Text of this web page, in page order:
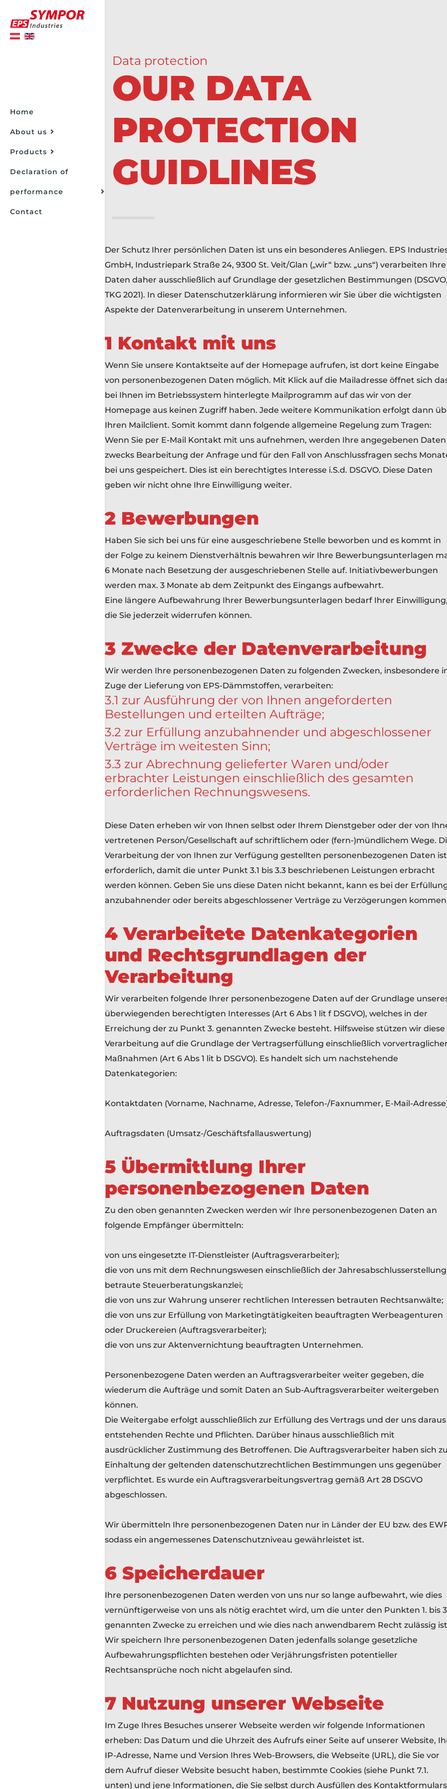
Home
About us
Products
Declaration of
performance
Contact
Data protection
OUR DATA
PROTECTION
GUIDLINES
Der Schutz Ihrer persönlichen Daten ist uns ein besonderes Anliegen. EPS
GmbH, Industriepark Straße 24, 9300 St. Veit/Glan („wir“ bzw. „uns“) verarbeiten Ihre
Daten daher ausschließlich auf Grundlage der gesetzlichen Bestimmungen (DSGVO,
TKG 2021). In dieser Datenschutzerklärung informieren wir Sie über die wichtigsten
Aspekte der Datenverarbeitung in unserem Unternehmen.
1 Kontakt mit uns
Wenn Sie unsere Kontaktseite auf der Homepage aufrufen, ist dort keine Eingabe
von personenbezogenen Daten möglich. Mit Klick auf die Mailadresse öffnet sich
bei Ihnen im Betriebssystem hinterlegte Mailprogramm auf das wir von der
Homepage aus keinen Zugriff haben. Jede weitere Kommunikation erfolgt dann
Ihren Mailclient. Somit kommt dann folgende allgemeine Regelung zum Tragen:
Wenn Sie per E-Mail Kontakt mit uns aufnehmen, werden Ihre angegebenen Daten
zwecks Bearbeitung der Anfrage und für den Fall von Anschlussfragen sechs
bei uns gespeichert. Dies ist ein berechtigtes Interesse i.S.d. DSGVO. Diese Daten
geben wir nicht ohne Ihre Einwilligung weiter.
2 Bewerbungen
Haben Sie sich bei uns für eine ausgeschriebene Stelle beworben und es kommt in
der Folge zu keinem Dienstverhältnis bewahren wir Ihre Bewerbungsunterlagen
6 Monate nach Besetzung der ausgeschriebenen Stelle auf. Initiativbewerbungen
werden max. 3 Monate ab dem Zeitpunkt des Eingangs aufbewahrt.
Eine längere Aufbewahrung Ihrer Bewerbungsunterlagen bedarf Ihrer Einwilligung,
die Sie jederzeit widerrufen können.
3 Zwecke der Datenverarbeitung
Wir werden Ihre personenbezogenen Daten zu folgenden Zwecken, insbesondere
Zuge der Lieferung von EPS-Dämmstoffen, verarbeiten:
3.1 zur Ausführung der von Ihnen angeforderten
Bestellungen und erteilten Aufträge;
3.2 zur Erfüllung anzubahnender und abgeschlossener
Verträge im weitesten Sinn;
3.3 zur Abrechnung gelieferter Waren und/oder
erbrachter Leistungen einschließlich des gesamten
erforderlichen Rechnungswesens.
Diese Daten erheben wir von Ihnen selbst oder Ihrem Dienstgeber oder der von
vertretenen Person/Gesellschaft auf schriftlichem oder (fern-)mündlichem Wege.
Verarbeitung der von Ihnen zur Verfügung gestellten personenbezogenen Daten ist
erforderlich, damit die unter Punkt 3.1 bis 3.3 beschriebenen Leistungen erbracht
werden können. Geben Sie uns diese Daten nicht bekannt, kann es bei der
anzubahnender oder bereits abgeschlossener Verträge zu Verzögerungen
4 Verarbeitete Datenkategorien
und Rechtsgrundlagen der
Verarbeitung
Wir verarbeiten folgende Ihrer personenbezogene Daten auf der Grundlage
überwiegenden berechtigten Interesses (Art 6 Abs 1 lit f DSGVO), welches in der
Erreichung der zu Punkt 3. genannten Zwecke besteht. Hilfsweise stützen wir diese
Verarbeitung auf die Grundlage der Vertragserfüllung einschließlich vorvertraglicher
Maßnahmen (Art 6 Abs 1 lit b DSGVO). Es handelt sich um nachstehende
Datenkategorien:
Kontaktdaten (Vorname, Nachname, Adresse, Telefon-/Faxnummer, E-Mail-
Auftragsdaten (Umsatz-/Geschäftsfallauswertung)
5 Übermittlung Ihrer
personenbezogenen Daten
Zu den oben genannten Zwecken werden wir Ihre personenbezogenen Daten an
folgende Empfänger übermitteln:
von uns eingesetzte IT-Dienstleister (Auftragsverarbeiter);
die von uns mit dem Rechnungswesen einschließlich der Jahresabschlusserstellung
betraute Steuerberatungskanzlei;
die von uns zur Wahrung unserer rechtlichen Interessen betrauten Rechtsanwälte;
die von uns zur Erfüllung von Marketingtätigkeiten beauftragten Werbeagenturen
oder Druckereien (Auftragsverarbeiter);
die von uns zur Aktenvernichtung beauftragten Unternehmen.
Personenbezogene Daten werden an Auftragsverarbeiter weiter gegeben, die
wiederum die Aufträge und somit Daten an Sub-Auftragsverarbeiter weitergeben
können.
Die Weitergabe erfolgt ausschließlich zur Erfüllung des Vertrags und der uns daraus
entstehenden Rechte und Pflichten. Darüber hinaus ausschließlich mit
ausdrücklicher Zustimmung des Betroffenen. Die Auftragsverarbeiter haben sich
Einhaltung der geltenden datenschutzrechtlichen Bestimmungen uns gegenüber
verpflichtet. Es wurde ein Auftragsverarbeitungsvertrag gemäß Art 28 DSGVO
abgeschlossen.
Wir übermitteln Ihre personenbezogenen Daten nur in Länder der EU bzw. des
sodass ein angemessenes Datenschutzniveau gewährleistet ist.
6 Speicherdauer
Ihre personenbezogenen Daten werden von uns nur so lange aufbewahrt, wie dies
vernünftigerweise von uns als nötig erachtet wird, um die unter den Punkten 1. bis
genannten Zwecke zu erreichen und wie dies nach anwendbarem Recht zulässig
Wir speichern Ihre personenbezogenen Daten jedenfalls solange gesetzliche
Aufbewahrungspflichten bestehen oder Verjährungsfristen potentieller
Rechtsansprüche noch nicht abgelaufen sind.
7 Nutzung unserer Webseite
Im Zuge Ihres Besuches unserer Webseite werden wir folgende Informationen
erheben: Das Datum und die Uhrzeit des Aufrufs einer Seite auf unserer Website,
IP-Adresse, Name und Version Ihres Web-Browsers, die Webseite (URL), die Sie vor
dem Aufruf dieser Website besucht haben, bestimmte Cookies (siehe Punkt 7.1.
unten) und jene Informationen, die Sie selbst durch Ausfüllen des Kontaktformulars